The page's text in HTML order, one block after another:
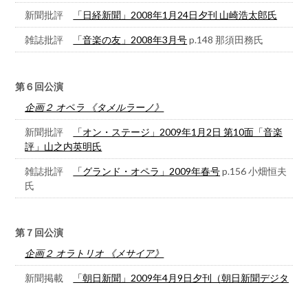
新聞批評 「日経新聞」2008年1月24日夕刊 山崎浩太郎氏
雑誌批評 「音楽の友」2008年3月号p.148 那須田務氏
第６回公演
企画２ オペラ 《タメルラーノ》
新聞批評
「オン・ステージ」2009年1月2日 第10面「音楽
評」山之内英明氏
雑誌批評 「グランド・オペラ」2009年春号p.156 小畑恒夫
氏
第７回公演
企画２ オラトリオ 《メサイア》
新聞掲載
「朝日新聞」2009年4月9日夕刊（朝日新聞デジタ